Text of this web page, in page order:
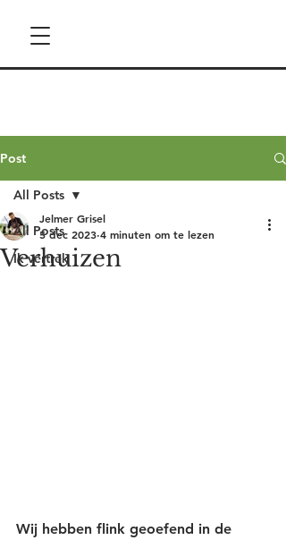
Post
All Posts
Ik vertrek
All Posts
Verhuizen
Jelmer Grisel
5 dec 2023 4 minuten om te lezen
Wij hebben flink geoefend in de